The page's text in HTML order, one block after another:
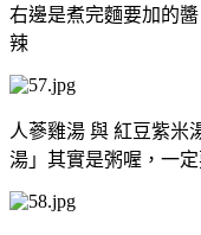
右邊是煮完麵要加的
辣
人蔘雞湯 與 紅豆紫米
湯」其實是粥喔，一